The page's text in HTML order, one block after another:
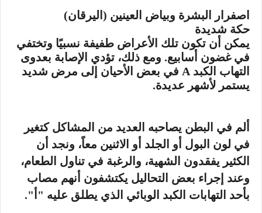
اصفرار البشرة وبياض العينين (اليرقان)
حكة شديدة
يمكن أن تكون تلك الأعراض طفيفة نسبيًا وتختفي
في غضون أسابيع. ومع ذلك، تؤدي الإصابة بعدوى
التهاب الكبد A في بعض الأحيان إلى مرض شديد
يستمر لأشهر عديدة.
ألم في البطن يصاحبه العديد من المشاكل كتغير
في لون البول أو الجلد أو الاثنين معاً، ونجد أن
الكثير يفقدون الشهية، والرغبة في تناول الطعام،
وعند إجراء بعض التحاليل يكتشفون أنهم مصاب
بأحد التهابات الكبد الوبائي الذي يطلق عليه "أ".